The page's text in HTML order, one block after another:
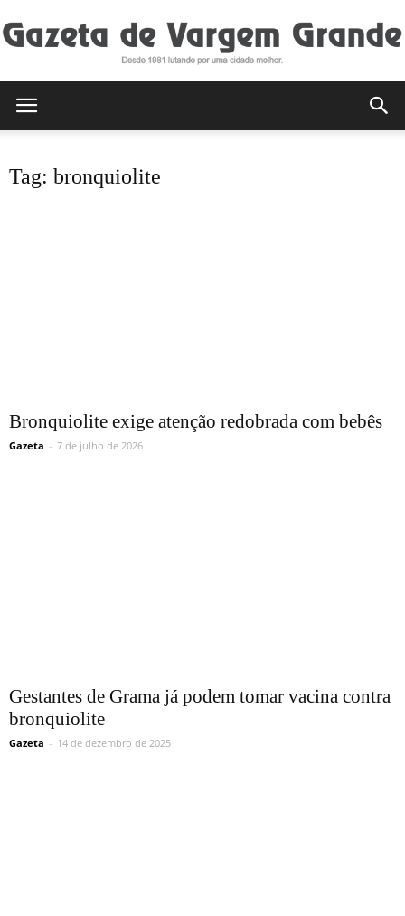
Tag: bronquiolite
Bronquiolite exige atenção redobrada com bebês
Gazeta - 7 de julho de 2026
Gestantes de Grama já podem tomar vacina contra
bronquiolite
Gazeta - 14 de dezembro de 2025